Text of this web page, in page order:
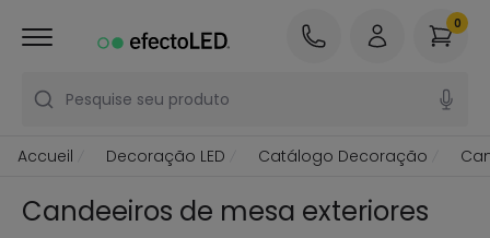
Pesquise seu produto
0
Accueil Decoração LED Catálogo Decoração
Candeeiros de mesa exteriores